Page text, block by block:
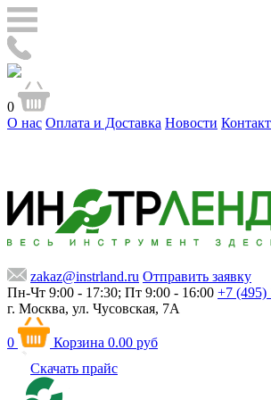
0
О нас Оплата и Доставка Новости
zakaz@instrland.ru Отправить заявку
Пн-Чт 9:00 - 17:30; Пт 9:00 - 16:00 +7 (495)
г. Москва, ул. Чусовская, 7А
0 Корзина 0.00 руб
Скачать прайс